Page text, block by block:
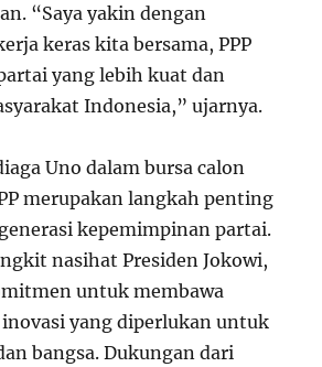
“Saya yakin dengan
keras kita bersama, PPP
yang lebih kuat dan
Indonesia,” ujarnya.
Uno dalam bursa calon
merupakan langkah penting
kepemimpinan partai.
nasihat Presiden Jokowi,
untuk membawa
yang diperlukan untuk
bangsa. Dukungan dari